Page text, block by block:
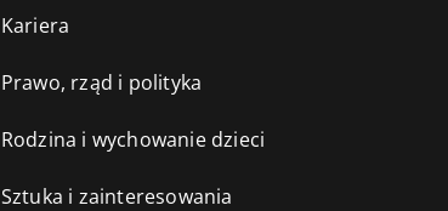
Kariera
Prawo, rząd i polityka
Rodzina i wychowanie dzieci
Sztuka i zainteresowania